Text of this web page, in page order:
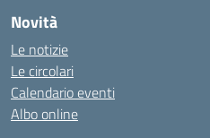
Novità
Le notizie
Le circolari
Calendario eventi
Albo online